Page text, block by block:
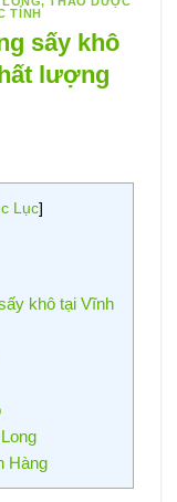
TỈNH
sấy khô
lượng
Lục]
khô tại Vĩnh
Hàng